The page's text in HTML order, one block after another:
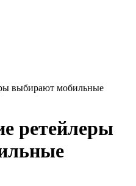
выбирают мобильные
ретейлеры